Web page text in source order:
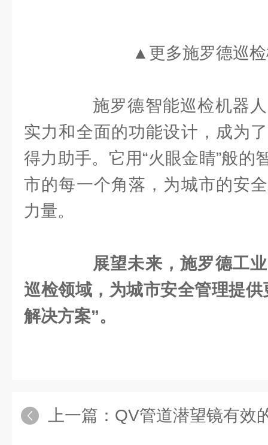
▲更多施罗德巡
施罗德智能巡检机器人
实力和全面的功能设计，成为
得力助手。它用“火眼金睛”般的
市的每一个角落，为城市的安
力量。
展望未来，施罗德工
巡检领域，为城市安全管理提
解决方案”。
上一篇： QV管道潜望镜有效的提高